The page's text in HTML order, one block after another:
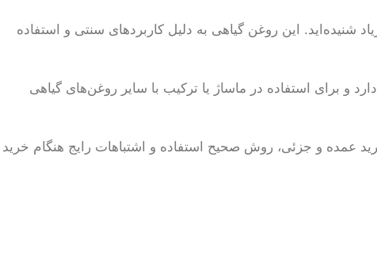
شنیده‌اید. این روغن گیاهی به دلیل کاربردهای سنتی و استفاده
برای استفاده در ماساژ یا ترکیب با سایر روغن‌های گیاهی
عمده و جزئی، روش صحیح استفاده و اشتباهات رایج هنگام خرید